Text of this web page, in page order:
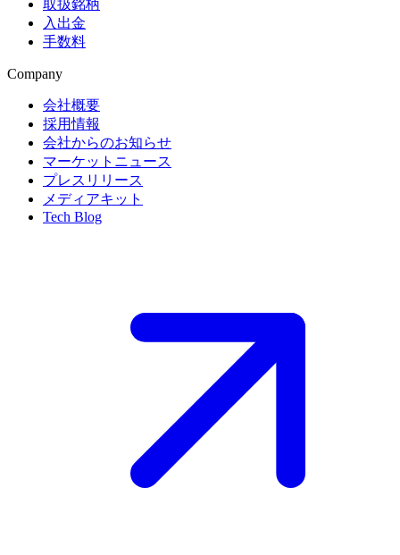
取扱銘柄
入出金
手数料
Company
会社概要
採用情報
会社からのお知らせ
マーケットニュース
プレスリリース
メディアキット
Tech Blog